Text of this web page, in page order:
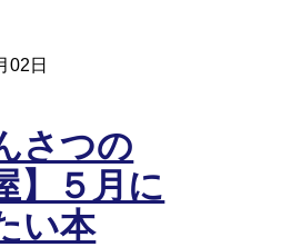
02日
さつの
】５月に
い本